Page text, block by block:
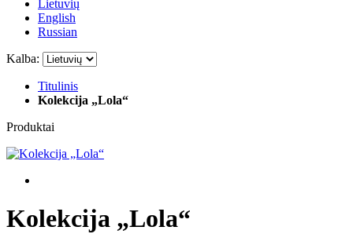
Lietuvių
English
Russian
Kalba:
Titulinis
Kolekcija „Lola“
Produktai
Kolekcija „Lola“